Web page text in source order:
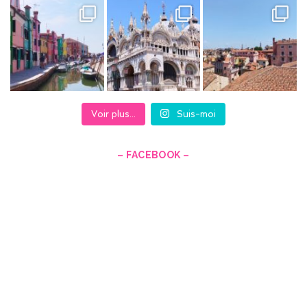
Voir plus... Suis-moi
– FACEBOOK –